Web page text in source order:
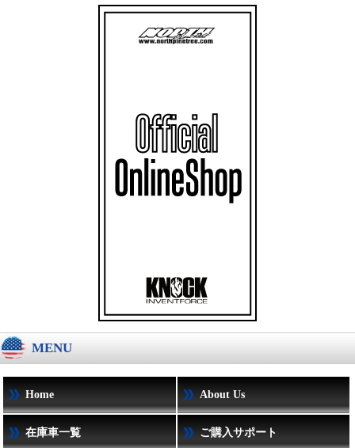
MENU
Home About Us
在庫車一覧 ご購入サポート